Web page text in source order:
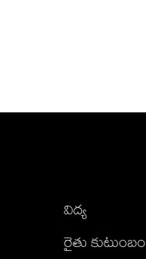
విద్య
రైతు కుటుంబం